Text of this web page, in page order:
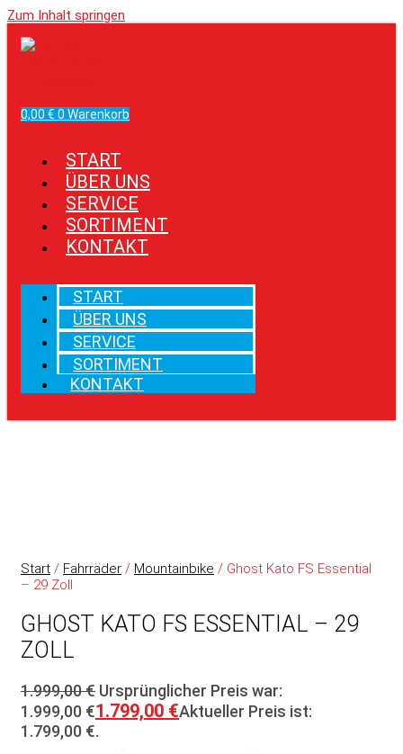
Zum Inhalt springen
0,00 € 0 Warenkorb
START
ÜBER UNS
SERVICE
SORTIMENT
KONTAKT
START
ÜBER UNS
SERVICE
SORTIMENT
KONTAKT
Start / Fahrräder / Mountainbike / Ghost Kato FS Essential
– 29 Zoll
GHOST KATO FS ESSENTIAL – 29
ZOLL
1.999,00€ Ursprünglicher Preis war:
1.999,00 €1.799,00 €Aktueller Preis ist:
1.799,00 €.